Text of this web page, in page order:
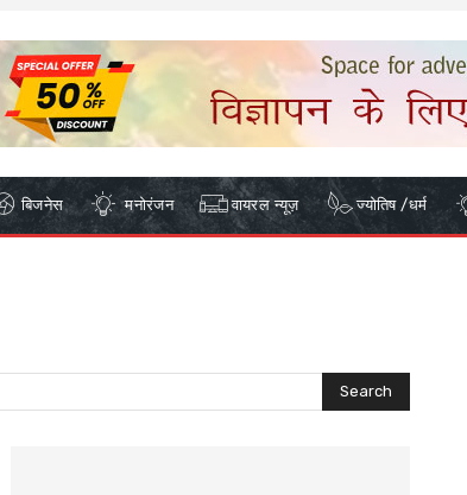
बिजनेस मनोरंजन वायरल न्यूज़ ज्योतिष /धर्म
Search